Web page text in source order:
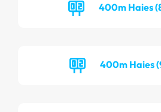
400m Haies
400m Haies